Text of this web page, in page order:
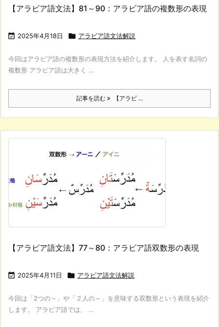
【アラビア語文法】81～90：アラビア語の複数形の表現
 2025年4月18日  アラビア語文法解説
今回はアラビア語の複数形の表現方法を紹介します。 人を表す名詞の
複数形 アラビア語は大きく ...
記事を読む 【アラビ ...
【アラビア語文法】77～80：アラビア語双数形の表現
 2025年4月11日  アラビア語文法解説
今回は「2つの～」や「２人の～」を意味する双数形という表現を紹介
します。 アラビア語では、 ...